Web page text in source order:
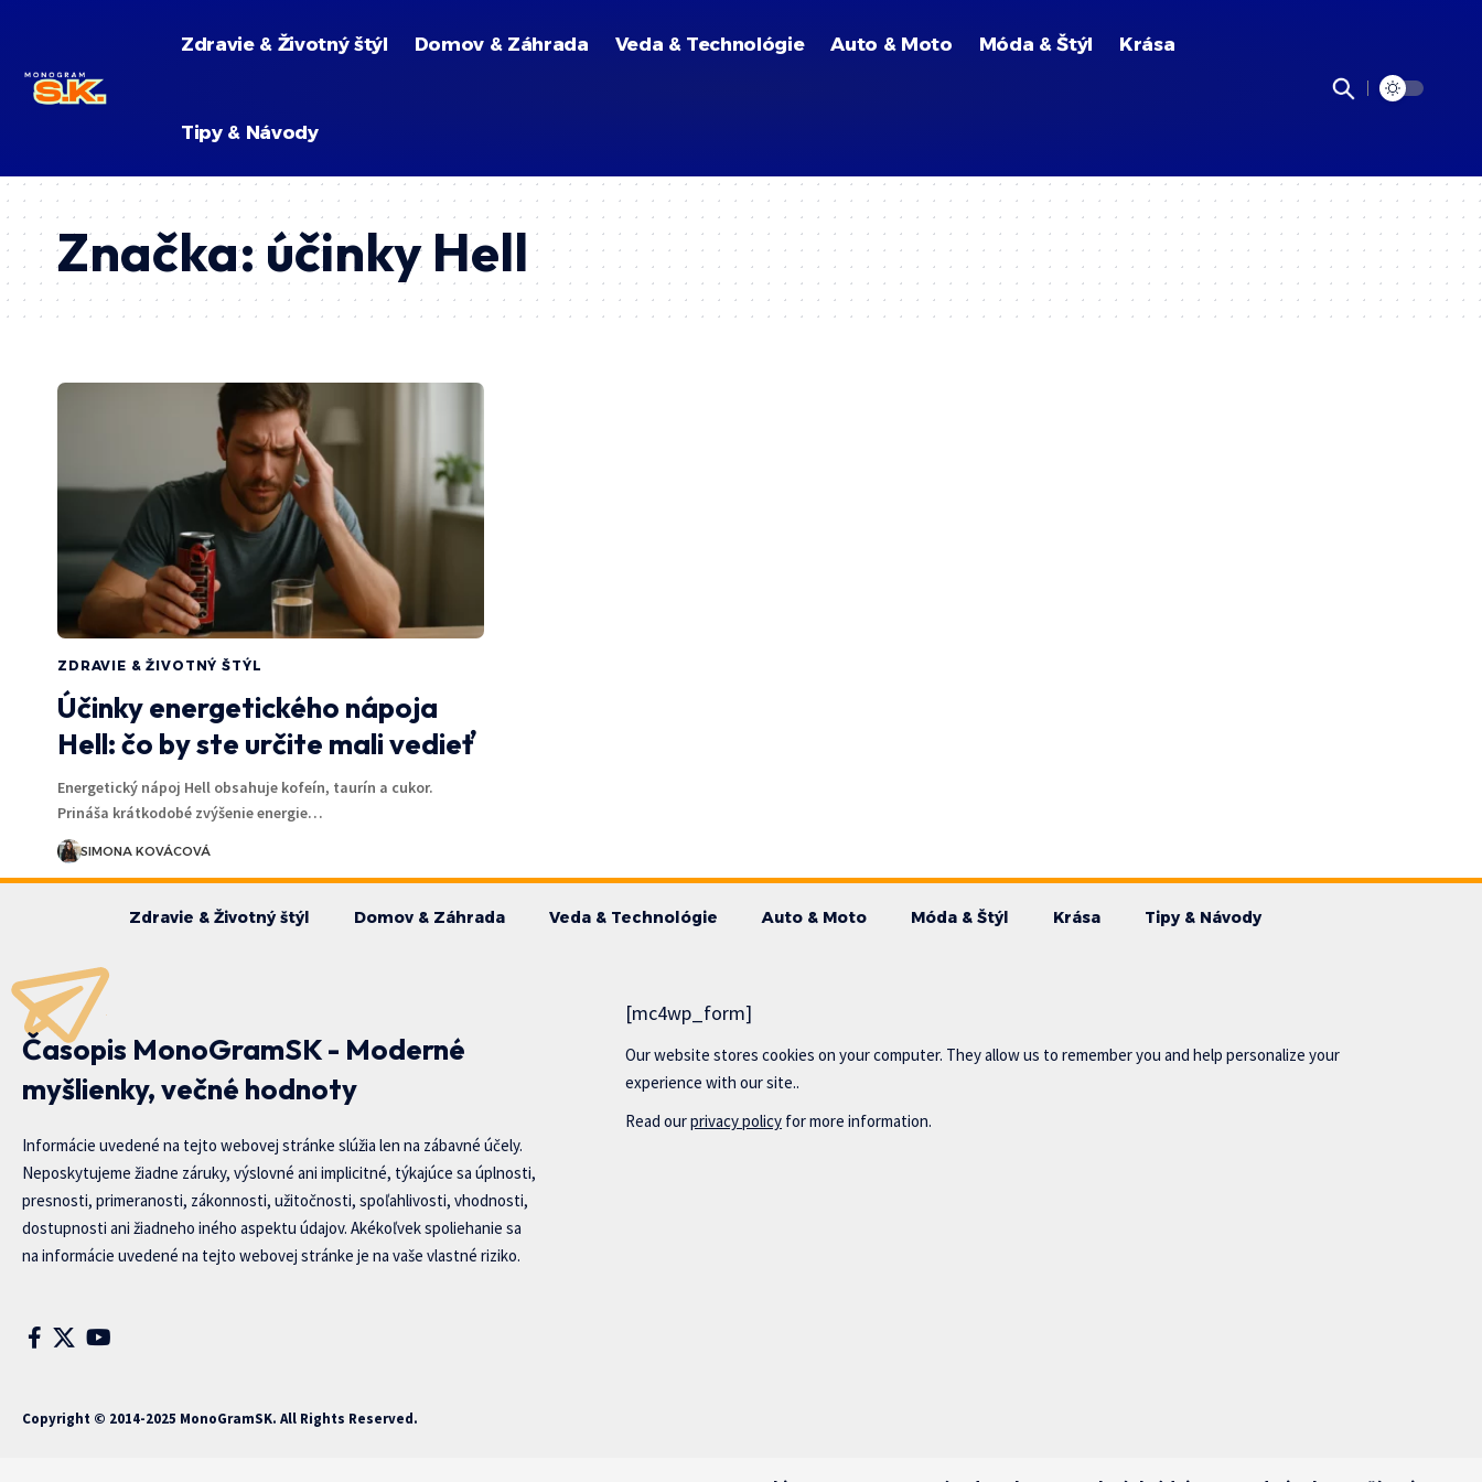
Zdravie & Životný štýl Domov & Záhrada Veda & Technológie Auto & Moto Móda & Štýl Krása
Tipy & Návody
Značka:účinky Hell
ZDRAVIE & ŽIVOTNÝ ŠTÝL
Účinky energetického nápoja
Hell: čo by ste určite mali vedieť
Energetický nápoj Hell obsahuje kofeín, taurín a cukor.
Prináša krátkodobé zvýšenie energie…
SIMONA KOVÁCOVÁ
Zdravie & Životný štýl Domov & Záhrada Veda & Technológie Auto & Moto Móda & Štýl Krása Tipy & Návody
Časopis MonoGramSK - Moderné
myšlienky, večné hodnoty
Informácie uvedené na tejto webovej stránke slúžia len na zábavné účely.
Neposkytujeme žiadne záruky, výslovné ani implicitné, týkajúce sa úplnosti,
presnosti, primeranosti, zákonnosti, užitočnosti, spoľahlivosti, vhodnosti,
dostupnosti ani žiadneho iného aspektu údajov. Akékoľvek spoliehanie sa
na informácie uvedené na tejto webovej stránke je na vaše vlastné riziko.
[mc4wp_form]
Our website stores cookies on your computer. They allow us to remember you and help personalize your
experience with our site..
Read ourprivacy policy for more information.
Copyright © 2014-2025 MonoGramSK. All Rights Reserved.